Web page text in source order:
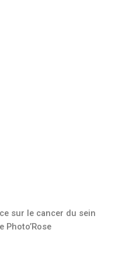
sur le cancer du sein
Photo’Rose